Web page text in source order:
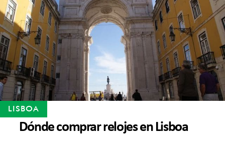
LISBOA
Dónde comprar relojes en Lisboa